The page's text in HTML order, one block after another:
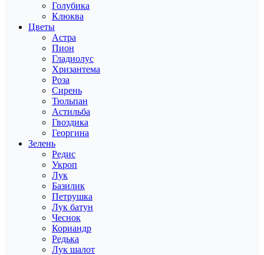
Голубика
Клюква
Цветы
Астра
Пион
Гладиолус
Хризантема
Роза
Сирень
Тюльпан
Астильба
Гвоздика
Георгина
Зелень
Редис
Укроп
Лук
Базилик
Петрушка
Лук батун
Чеснок
Кориандр
Редька
Лук шалот